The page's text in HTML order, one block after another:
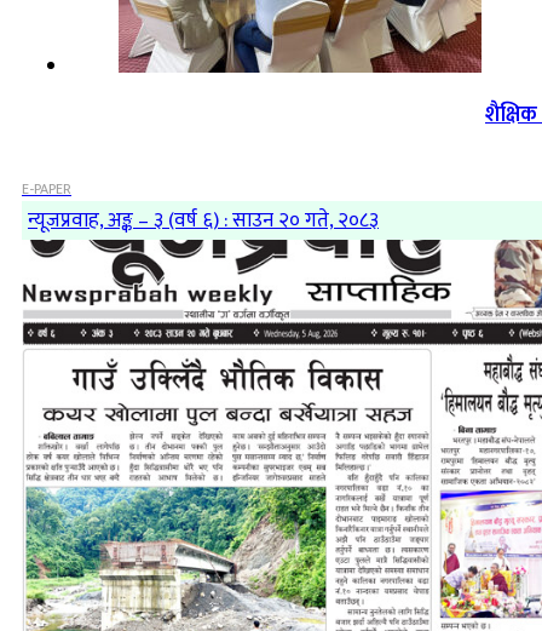
E-PAPER
न्यूजप्रवाह, अङ्क – ३ (वर्ष ६) : साउन २० गते, २०८३